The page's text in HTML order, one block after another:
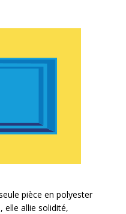
pièce en polyester
elle allie solidité,